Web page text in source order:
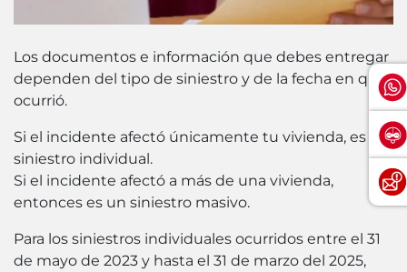
Los documentos e información que debes entregar
dependen del tipo de siniestro y de la fecha en que
ocurrió.
Si el incidente afectó únicamente tu vivienda, es un
siniestro individual.
Si el incidente afectó a más de una vivienda,
entonces es un siniestro masivo.
Para los siniestros individuales ocurridos entre el 31
de mayo de 2023 y hasta el 31 de marzo del 2025,